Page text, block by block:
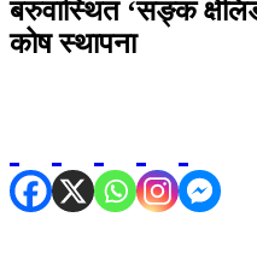
बरुवास्थित ‘सङ्क
कोष स्थापना